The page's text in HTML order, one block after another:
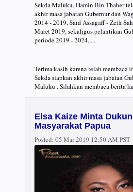
Sekda Maluku, Hamin Bin Thaher
akhir masa jabatan Gubernur dan
2014 - 2019, Said Assagaff - Zeth
Maret 2019, sekaligus pelantikan
periode 2019 - 2024, ...
Terima kasih karena telah membaca
Sekda siapkan akhir masa jabatan
Maluku . Silahkan membaca berita
Elsa Kaize Minta
Masyarakat Papua
Posted: 05 Mar 2019 12:50 AM PST